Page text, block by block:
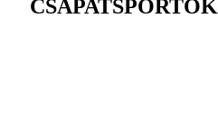
CSAPATSPORTOK